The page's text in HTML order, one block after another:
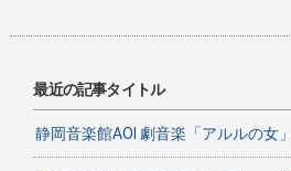
最近の記事タイトル
静岡音楽館AOI 劇音楽「アルルの女